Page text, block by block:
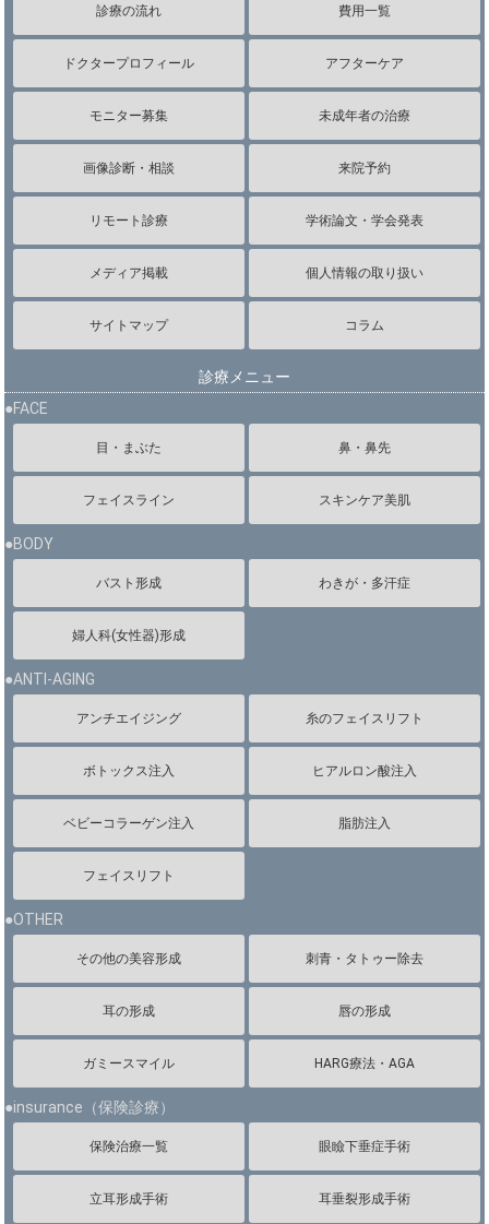
診療の流れ 費用一覧
ドクタープロフィール アフターケア
モニター募集 未成年者の治療
画像診断・相談 来院予約
リモート診療 学術論文・学会発表
メディア掲載 個人情報の取り扱い
サイトマップ コラム
診療メニュー
●FACE
目・まぶた 鼻・鼻先
フェイスライン スキンケア美肌
●BODY
バスト形成 わきが・多汗症
婦人科(女性器)形成
●ANTI-AGING
アンチエイジング 糸のフェイスリフト
ボトックス注入 ヒアルロン酸注入
ベビーコラーゲン注入 脂肪注入
フェイスリフト
●OTHER
その他の美容形成 刺青・タトゥー除去
耳の形成 唇の形成
ガミースマイル HARG療法・AGA
●insurance（保険診療）
保険治療一覧 眼瞼下垂症手術
立耳形成手術 耳垂裂形成手術